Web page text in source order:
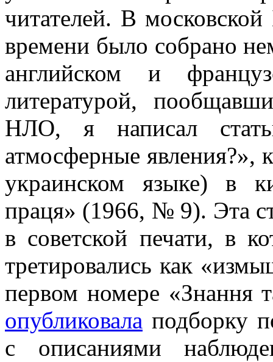
читателей. В
времени было собрано
английском и
литературой,
НЛО, я написал
атмосферные явления?»,
украинском языке) в
праця» (1966, № 9). Эта
в советской печати, в
третировались как
первом номере «Знання
опубликовала подборку
с описаниями